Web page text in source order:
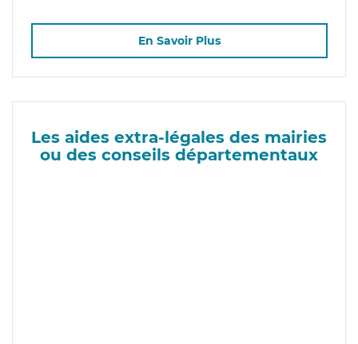
En Savoir Plus
Les aides extra-légales des mairies
ou des conseils départementaux